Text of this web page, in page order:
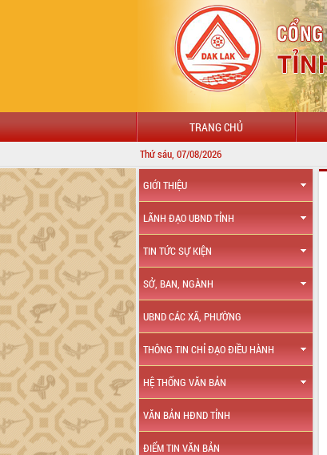
TRANG CHỦ
Thứ sáu, 07/08/2026
GIỚI THIỆU
LÃNH ĐẠO UBND TỈNH
TIN TỨC SỰ KIỆN
SỞ, BAN, NGÀNH
UBND CÁC XÃ, PHƯỜNG
THÔNG TIN CHỈ ĐẠO ĐIỀU HÀNH
HỆ THỐNG VĂN BẢN
VĂN BẢN HĐND TỈNH
ĐIỂM TIN VĂN BẢN